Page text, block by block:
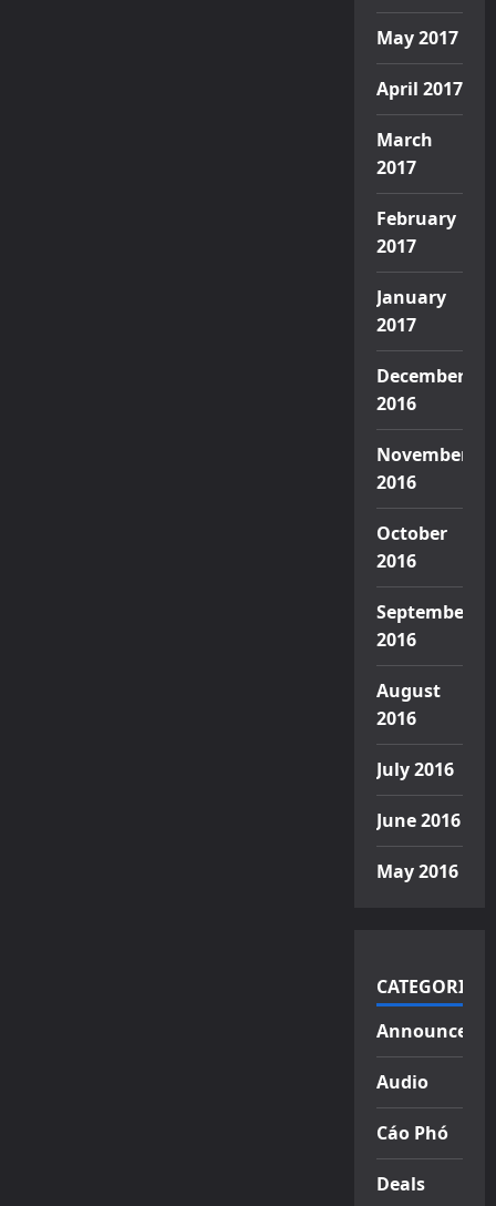
May 2017
April 2017
March
2017
February
2017
January
2017
December
2016
November
2016
October
2016
September
2016
August
2016
July 2016
June 2016
May 2016
CATEGORIES
Audio
Cáo Phó
Deals